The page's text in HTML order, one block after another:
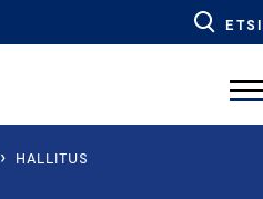
ETSI
› HALLITUS